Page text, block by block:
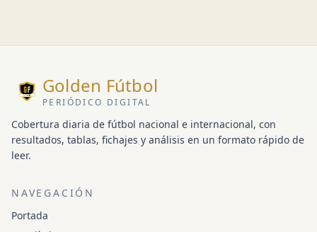
Golden Fútbol
PERIÓDICO DIGITAL
Cobertura diaria de fútbol nacional e internacional, con
resultados, tablas, fichajes y análisis en un formato rápido de
leer.
NAVEGACIÓN
Portada